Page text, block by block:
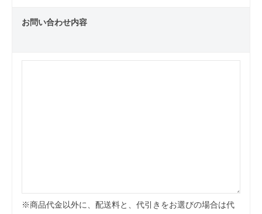
お問い合わせ内容
※商品代金以外に、配送料と、代引きをお選びの場合は代